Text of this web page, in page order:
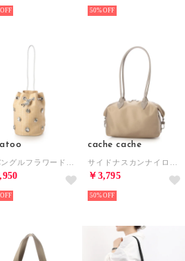
50%
cache cache
￥3,795
50%